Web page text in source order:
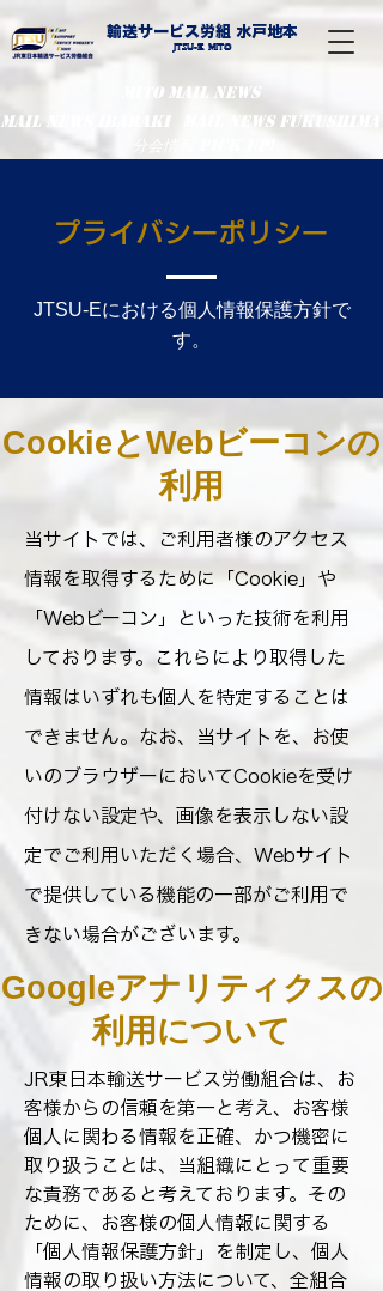
輸送サービス労組 水戸地本
​Jtsu-E Mito
MITO MAIL NEWS
MaiL NEWS IBARAKI
MaiL NEWS FUKUSHIMA
プライバシーポリシー
JTSU-Eにおける個人情報保護方針で
す。
CookieとWebビーコンの
利用
当サイトでは、ご利用者様のアクセス
情報を取得するために「Cookie」や
「Webビーコン」といった技術を利用
しております。これらにより取得した
情報はいずれも個人を特定することは
できません。なお、当サイトを、お使
いのブラウザーにおいてCookieを受け
付けない設定や、画像を表示しない設
定でご利用いただく場合、Webサイト
で提供している機能の一部がご利用で
きない場合がございます。
Googleアナリティクスの
利用について
JR東日本輸送サービス労働組合は、お
客様からの信頼を第一と考え、お客様
個人に関わる情報を正確、かつ機密に
取り扱うことは、当組織にとって重要
な責務であると考えております。その
ために、お客様の個人情報に関する
「個人情報保護方針」を制定し、個人
情報の取り扱い方法について、全組合